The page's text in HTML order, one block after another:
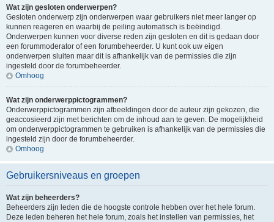
Wat zijn gesloten onderwerpen?
Gesloten onderwerp zijn onderwerpen waar gebruikers niet meer langer op
kunnen reageren en waarbij de peiling automatisch is beëindigd.
Onderwerpen kunnen voor diverse reden zijn gesloten en dit is gedaan door
een forummoderator of een forumbeheerder. U kunt ook uw eigen
onderwerpen sluiten maar dit is afhankelijk van de permissies die zijn
ingesteld door de forumbeheerder.
Omhoog
Wat zijn onderwerppictogrammen?
Onderwerppictogrammen zijn afbeeldingen door de auteur zijn gekozen, die
geaccosieerd zijn met berichten om de inhoud aan te geven. De mogelijkheid
om onderwerppictogrammen te gebruiken is afhankelijk van de permissies die
ingesteld zijn door de forumbeheerder.
Omhoog
Gebruikersniveaus en groepen
Wat zijn beheerders?
Beheerders zijn leden die de hoogste controle hebben over het hele forum.
Deze leden beheren het hele forum, zoals het instellen van permissies, het